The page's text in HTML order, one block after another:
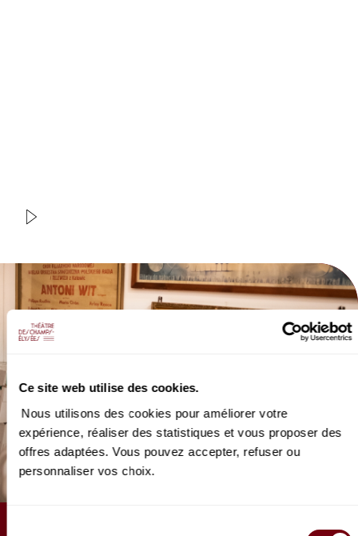
Ce site web utilise des cookies.
Nous utilisons des cookies pour améliorer votre
expérience, réaliser des statistiques et vous proposer des
offres adaptées. Vous pouvez accepter, refuser ou
personnaliser vos choix.